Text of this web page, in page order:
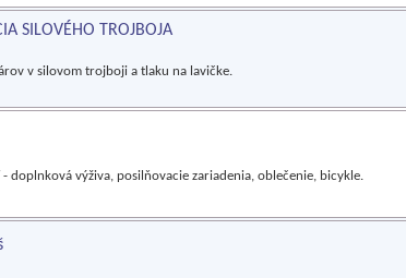
SILOVÉHO TROJBOJA
v silovom trojboji a tlaku na lavičke.
výživa, posilňovacie zariadenia, oblečenie, bicykle.